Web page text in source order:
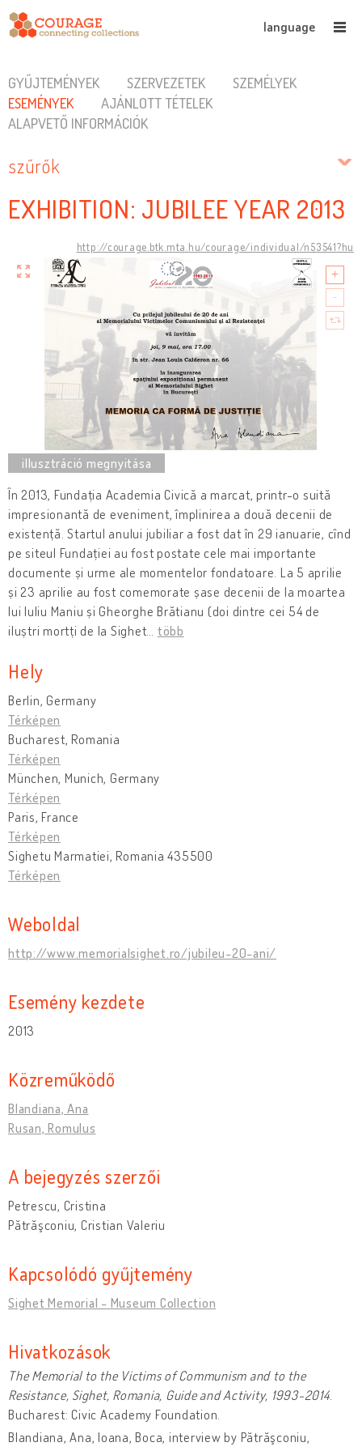
language
GYŰJTEMÉNYEK SZERVEZETEK
SZEMÉLYEK
ESEMÉNYEK
AJÁNLOTT TÉTELEK
ALAPVETŐ INFORMÁCIÓK
szűrők
EXHIBITION: JUBILEE YEAR 2013
http://courage.btk.mta.hu/courage/individual/n53541?hu
În 2013, Fundația Academia Civică a marcat, printr-o suită
impresionantă de eveniment, împlinirea a două decenii de
existență. Startul anului jubiliar a fost dat în 29 ianuarie, cînd
pe siteul Fundației au fost postate cele mai importante
documente și urme ale momentelor fondatoare. La 5 aprilie
și 23 aprilie au fost comemorate șase decenii de la moartea
lui Iuliu Maniu și Gheorghe Brătianu (doi dintre cei 54 de
iluștri mortți de la Sighet
több
Hely
Berlin, Germany
Térképen
Bucharest, Romania
Térképen
München, Munich, Germany
Térképen
Paris, France
Térképen
Sighetu Marmatiei, Romania 435500
Térképen
Weboldal
http://www.memorialsighet.ro/jubileu-20-ani/
Esemény kezdete
2013
Közreműködő
Blandiana, Ana
Rusan, Romulus
A bejegyzés szerzői
Petrescu, Cristina
Pătrăşconiu, Cristian Valeriu
Kapcsolódó gyűjtemény
Sighet Memorial - Museum Collection
Hivatkozások
The Memorial to the Victims of Communism and to the
Resistance, Sighet, Romania, Guide and Activity, 1993-2014.
Bucharest: Civic Academy Foundation.
Blandiana, Ana, Ioana, Boca, interview by Pătrăşconiu,